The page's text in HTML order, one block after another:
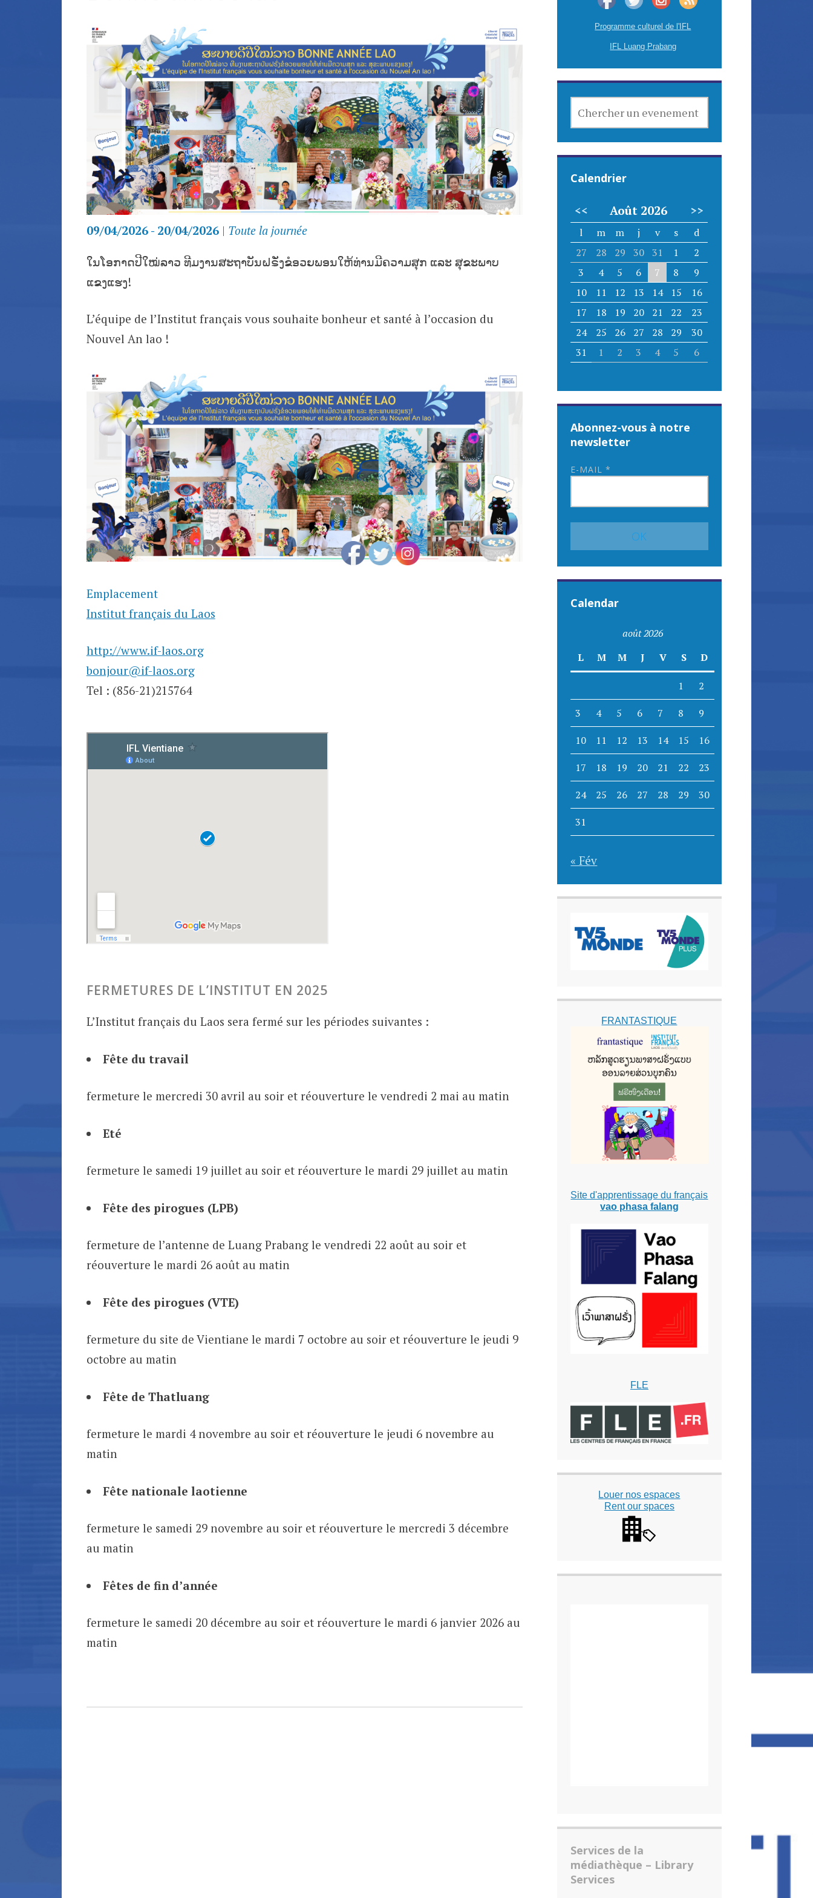
09/04/2026 - 20/04/2026| Toute la journée
ໃນໂອກາດປີໃໝ່ລາວ ທີມງານສະຖາບັນຝຣັ່ງຂໍອວຍພອນໃຫ້ທ່ານມີຄວາມສຸກ ແລະ ສຸຂະພາບ
ແຂງແຮງ!
L’équipe de l’Institut français vous souhaite bonheur et santé à l’occasion du
Nouvel An lao !
Emplacement
Institut français du Laos
http://www.if-laos.org
bonjour@if-laos.org
Tel : (856-21)215764
FERMETURES DE L’INSTITUT EN 2025
L’Institut français du Laos sera fermé sur les périodes suivantes :
Fête du travail
fermeture le mercredi 30 avril au soir et réouverture le vendredi 2 mai au matin
Eté
fermeture le samedi 19 juillet au soir et réouverture le mardi 29 juillet au matin
Fête des pirogues (LPB)
fermeture de l’antenne de Luang Prabang le vendredi 22 août au soir et
réouverture le mardi 26 août au matin
Fête des pirogues (VTE)
fermeture du site de Vientiane le mardi 7 octobre au soir et réouverture le jeudi 9
octobre au matin
Fête de Thatluang
fermeture le mardi 4 novembre au soir et réouverture le jeudi 6 novembre au
matin
Fête nationale laotienne
fermeture le samedi 29 novembre au soir et réouverture le mercredi 3 décembre
au matin
Fêtes de fin d’année
fermeture le samedi 20 décembre au soir et réouverture le mardi 6 janvier 2026 au
matin
Programme culturel de l'IFL
IFL Luang Prabang
UN
Calendrier
<< Août 2026 >>
l m m j v s
d
27
28 29 30 31 1
2
3
4 5 6 7 8
9
10
11 12 13 14 15
16
17
18 19 20 21 22
23
24
25 26 27 28 29
30
31
1 2 3 4 5 6
Abonnez-vous à notre
newsletter
E-MAIL*
Calendar
août 2026
L
M M J V S D
1 2
3 4 5 6 7 8 9
10 11 12 13 14 15 16
17 18 19 20 21 22 23
24 25 26 27 28 29 30
31
« Fév
FRANTASTIQUE
Site d'apprentissage du français
vao phasa falang
FLE
Louer nos espaces
Rent our spaces
Services de la
médiathèque – Library
Services